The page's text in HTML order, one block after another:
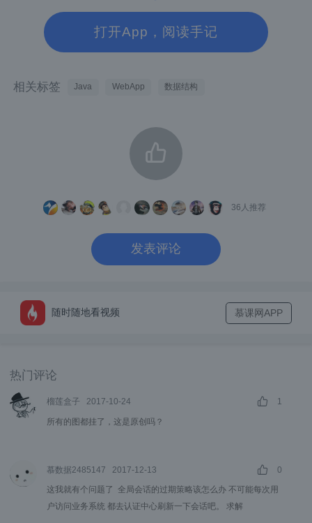
通常服务端在用户登录请求到来时(圈1)，会先
认证(Authentication)操作，就是证明这
就是验证用户名和密码。
认证通过后，系统紧接着给这个合法用户
(Authorization) ，就是根据该用户在此系统
中的权限定义，绑定正确的权限信息，为用户
后续正确使用系统功能提供安全保障。
建立会话，这个可以基于服务器容器提
供的Session机制或自己基于Cookie开发的类
登录成功后，当浏览器后续请求来时(圈2)，服
的操作。
登出时，服务端 取消会话
打开App，阅读手记
相关标签 Java WebApp 数据结构
36 人推荐
发表评论
随时随地看视频 慕课网APP
热门评论
榴莲盒子 2017-10-24 1
所有的图都挂了，这是原创吗？
慕数据2485147 2017-12-13 0
这我就有个问题了 全局会话的过期策略该怎么办 不可能每次用
户访问业务系统 都去认证中心刷新一下会话吧。 求解